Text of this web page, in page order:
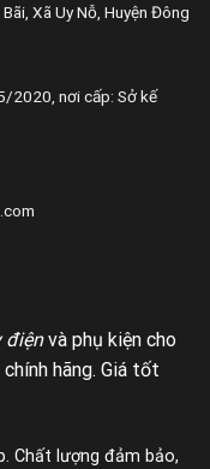
Xã Uy Nỗ, Huyện Đông
2020, nơi cấp: Sở kế
điệnvà phụ kiện cho
chính hãng. Giá tốt
Chất lượng đảm bảo,